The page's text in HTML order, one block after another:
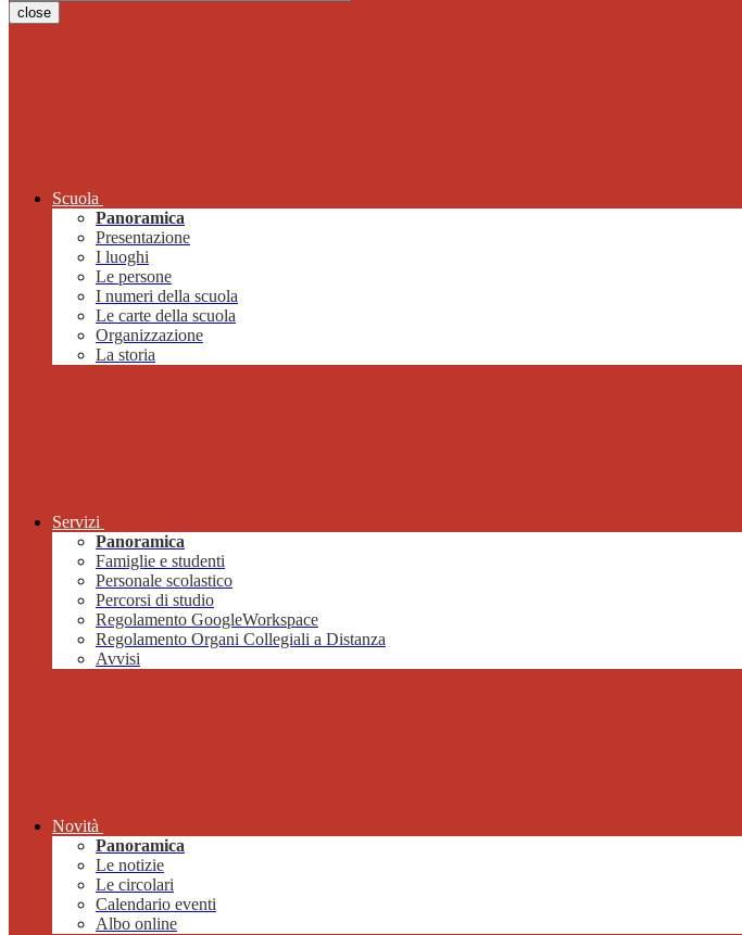
close
Scuola
Panoramica
Presentazione
I luoghi
Le persone
I numeri della scuola
Le carte della scuola
Organizzazione
La storia
Servizi
Panoramica
Famiglie e studenti
Personale scolastico
Percorsi di studio
Regolamento GoogleWorkspace
Regolamento Organi Collegiali a Distanza
Avvisi
Novità
Panoramica
Le notizie
Le circolari
Calendario eventi
Albo online